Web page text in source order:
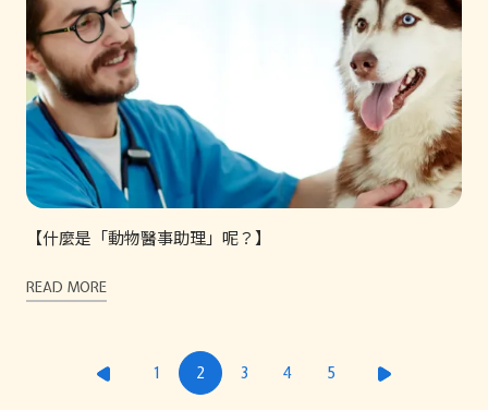
【什麼是「動物醫事助理」呢？】
READ MORE
1 2 3 4 5